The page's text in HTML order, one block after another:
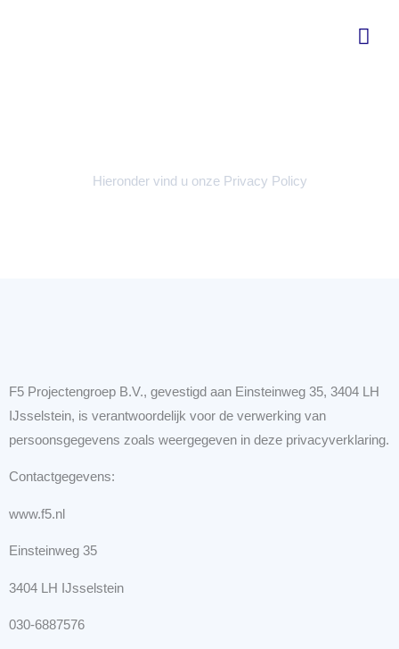
Hieronder vind u onze Privacy Policy
F5 Projectengroep B.V., gevestigd aan Einsteinweg 35, 3404 LH
IJsselstein, is verantwoordelijk voor de verwerking van
persoonsgegevens zoals weergegeven in deze privacyverklaring.
Contactgegevens:
www.f5.nl
Einsteinweg 35
3404 LH IJsselstein
030-6887576